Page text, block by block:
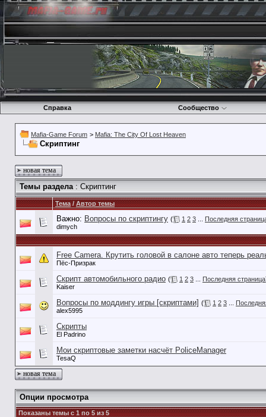
Справка Сообщество
Mafia-Game Forum > Mafia: The City Of Lost Heaven
Скриптинг
новая тема
Темы раздела: Скриптинг
Тема/Автор темы
Важно: Вопросы по скриптингу ( 1 2 3
Последняя
dimych
Free Camera. Крутить головой в салоне авто теперь
Пёс-Призрак
Скрипт автомобильного радио ( 1 2 3 Последняя страница
Kaiser
Вопросы по моддингу игры [скриптами] ( 1 2 3
alex5995
Скрипты
El Padrino
Мои скриптовые заметки насчёт PoliceManager
TesaQ
новая тема
Опции просмотра
Показаны темы с 1 по 5 из 5